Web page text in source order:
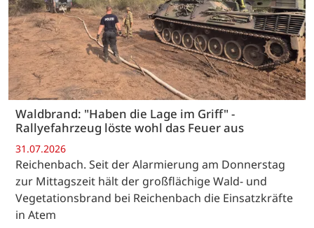
Waldbrand: "Haben die Lage im Griff" -
Rallyefahrzeug löste wohl das Feuer aus
31.07.2026
Reichenbach. Seit der Alarmierung am Donnerstag
zur Mittagszeit hält der großflächige Wald- und
Vegetationsbrand bei Reichenbach die Einsatzkräfte
in Atem